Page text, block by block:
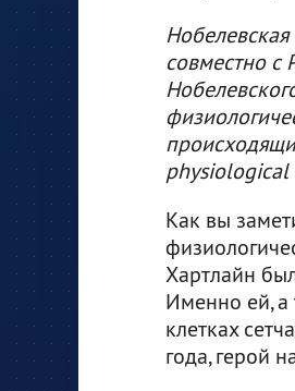
совместно с
physiological
Как вы
Хартлайн
Именно ей, а
клетках
года, герой